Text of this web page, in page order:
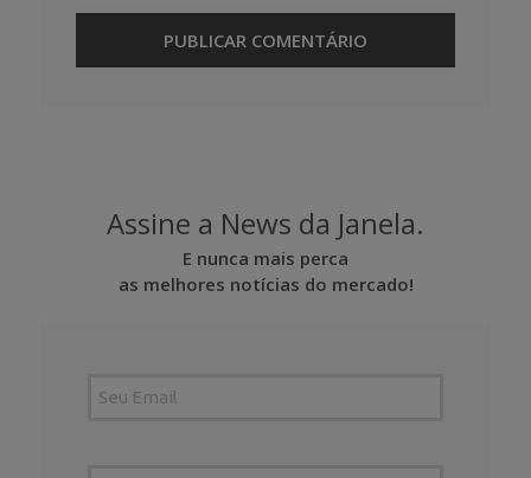
Assine a News da Janela.
E nunca mais perca
as melhores notícias do mercado!